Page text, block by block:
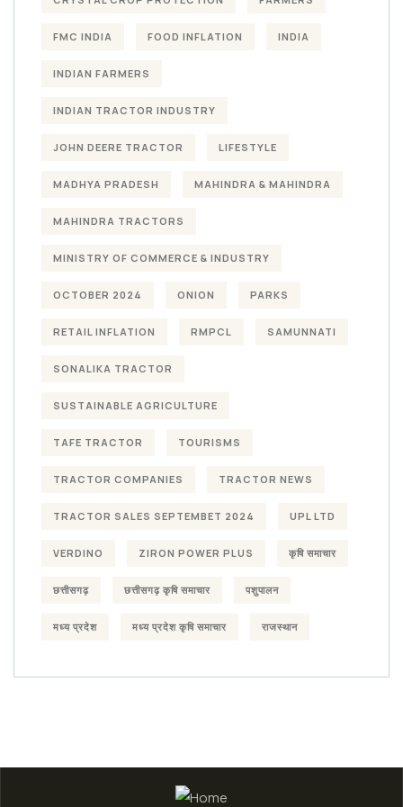
FMC INDIA FOOD INFLATION INDIA
INDIAN FARMERS
INDIAN TRACTOR INDUSTRY
JOHN DEERE TRACTOR LIFESTYLE
MADHYA PRADESH MAHINDRA & MAHINDRA
MAHINDRA TRACTORS
MINISTRY OF COMMERCE & INDUSTRY
OCTOBER 2024 ONION PARKS
RETAIL INFLATION RMPCL SAMUNNATI
SONALIKA TRACTOR
SUSTAINABLE AGRICULTURE
TAFE TRACTOR TOURISMS
TRACTOR COMPANIES TRACTOR NEWS
TRACTOR SALES SEPTEMBET 2024 UPL LTD
VERDINO ZIRON POWER PLUS कृषि समाचार
छत्तीसगढ़ छत्तीसगढ़ कृषि समाचार पशुपालन
मध्य प्रदेश मध्य प्रदेश कृषि समाचार राजस्थान